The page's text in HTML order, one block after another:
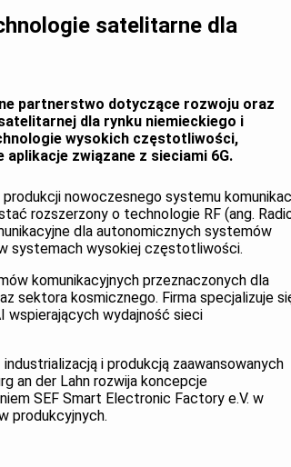
satelitarne dla
partnerstwo dotyczące rozwoju oraz
dla rynku niemieckiego i
wysokich częstotliwości,
związane z sieciami 6G.
nowoczesnego systemu
rozszerzony o technologie RF (ang.
dla autonomicznych systemów
systemach wysokiej częstotliwości.
komunikacyjnych przeznaczonych dla
sektora kosmicznego. Firma specjalizuje
wspierających wydajność sieci
i produkcją zaawansowanych
an der Lahn rozwija koncepcje
SEF Smart Electronic Factory e.V. w
produkcyjnych.